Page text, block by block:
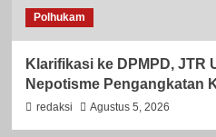
Polhukam
Klarifikasi ke DPMPD, JTR
Nepotisme Pengangkatan
redaksi Agustus 5, 2026